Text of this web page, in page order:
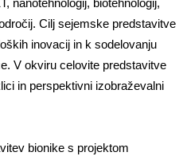
nanotehnologij, biotehnologij,
Cilj sejemske predstavitve
inovacij in k sodelovanju
V okviru celovite predstavitve
in perspektivni izobraževalni
bionike s projektom